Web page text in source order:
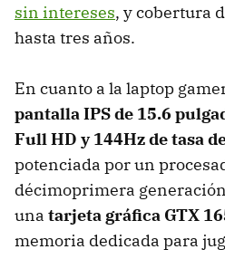
sin intereses, y cobertura
hasta tres años.
En cuanto a la laptop
pantalla IPS de 15.6
Full HD y 144Hz de tasa
potenciada por un
décimoprimera
una tarjeta gráfica GTX
memoria dedicada para